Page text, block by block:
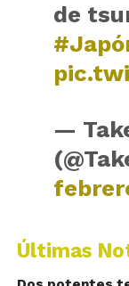
de
—
Últimas